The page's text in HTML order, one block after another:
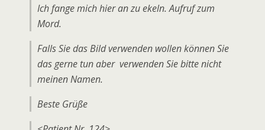
Ich fange mich hier an zu ekeln. Aufruf zum
Mord.
Falls Sie das Bild verwenden wollen können Sie
das gerne tun aber verwenden Sie bitte nicht
meinen Namen.
Beste Grüße